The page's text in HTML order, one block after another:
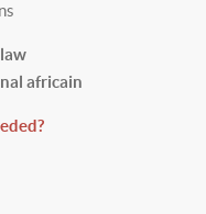
africain